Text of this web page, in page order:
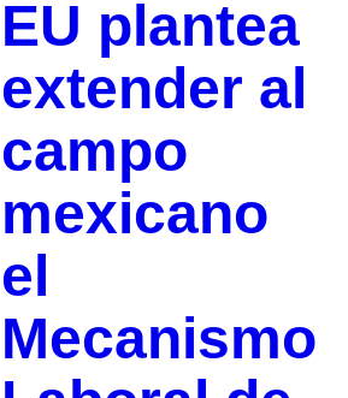
EU plantea
extender al
campo
mexicano
el
Mecanismo